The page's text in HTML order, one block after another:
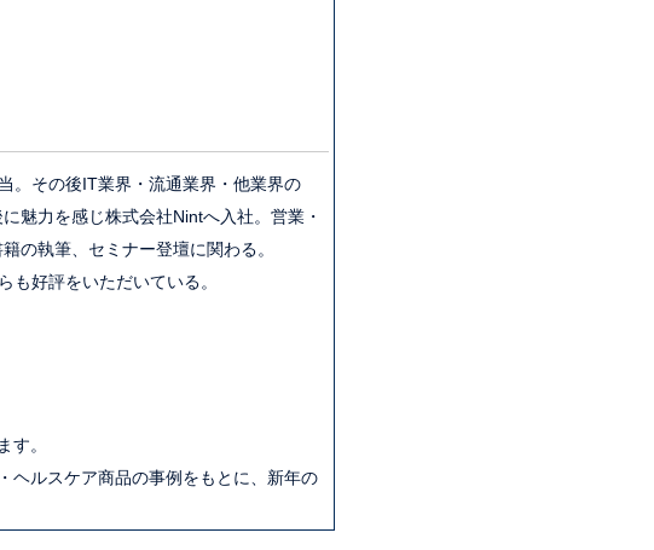
。その後IT業界・流通業界・他業界の
魅力を感じ株式会社Nintへ入社。営業・
の執筆、セミナー登壇に関わる。
好評をいただいている。
す。
ヘルスケア商品の事例をもとに、新年の